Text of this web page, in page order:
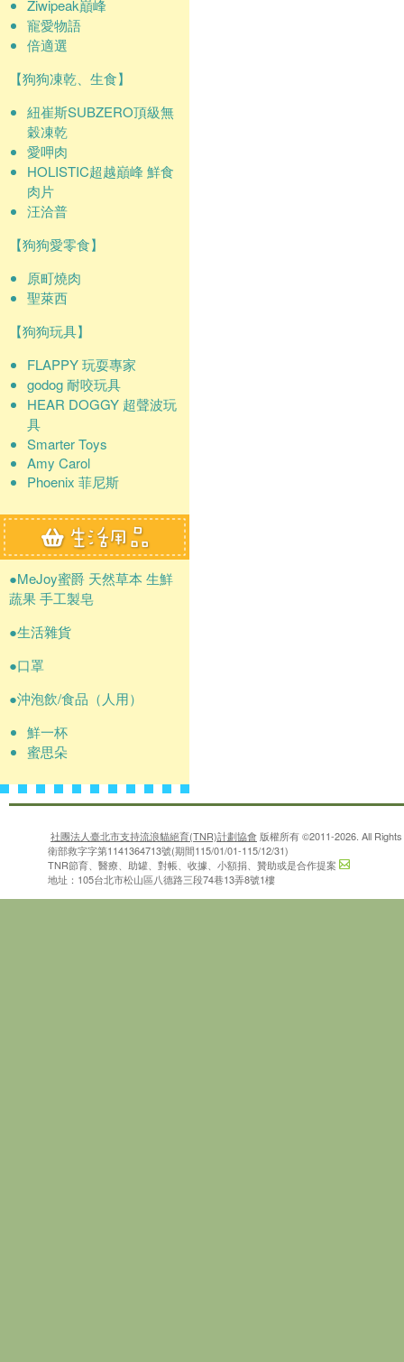
Ziwipeak巔峰
寵愛物語
倍適選
【狗狗凍乾、生食】
紐崔斯SUBZERO頂級無
穀凍乾
愛呷肉
HOLISTIC超越巔峰 鮮食
肉片
汪洽普
【狗狗愛零食】
原町燒肉
聖萊西
【狗狗玩具】
FLAPPY 玩耍專家
godog 耐咬玩具
HEAR DOGGY 超聲波玩
具
Smarter Toys
Amy Carol
Phoenix 菲尼斯
●MeJoy蜜爵 天然草本 生鮮
蔬果 手工製皂
●生活雜貨
●口罩
●沖泡飲/食品（人用）
鮮一杯
蜜思朵
社團法人臺北市支持流浪貓絕育(TNR)計劃協會 版權所有 ©2011-2026. All
衛部救字字第1141364713號(期間115/01/01-115/12/31)
TNR節育、醫療、助罐、對帳、收據、小額捐、贊助或是合作提案
地址：105台北市松山區八德路三段74巷13弄8號1樓